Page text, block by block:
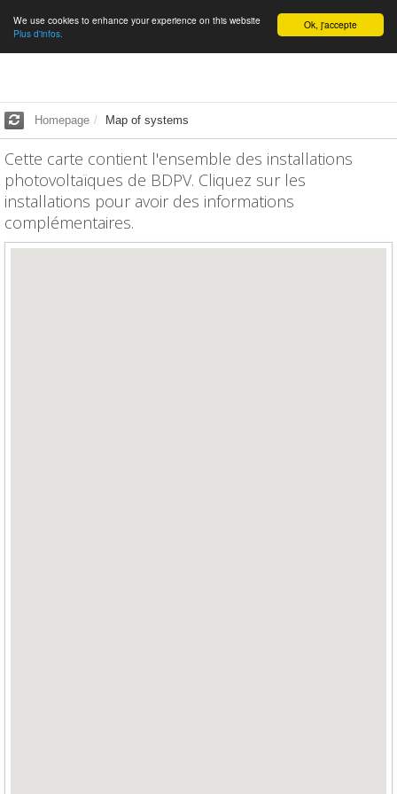
English Ok, j'accepte
We use cookies to enhance your experience on this website
Plus d'infos.
Homepage Map of systems
Cette carte contient l'ensemble des installations
photovoltaïques de BDPV. Cliquez sur les
installations pour avoir des informations
complémentaires.